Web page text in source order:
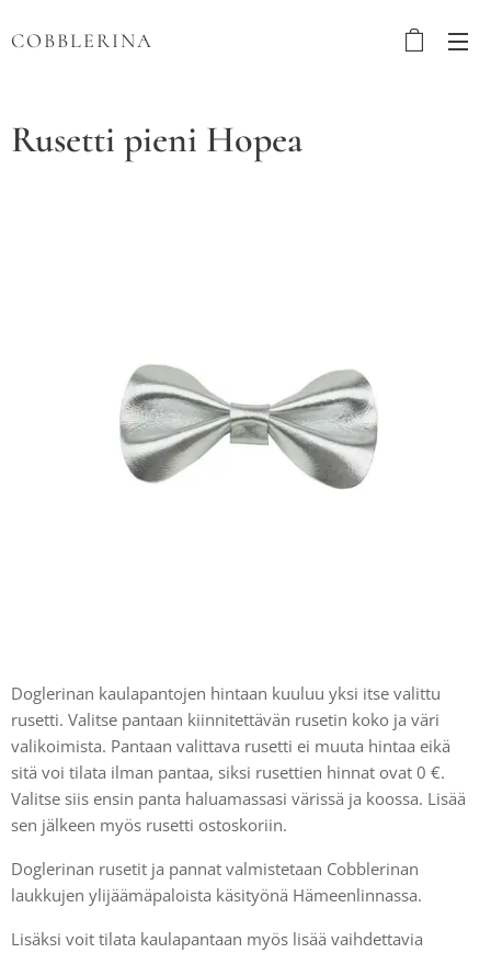
COBBLERINA
Rusetti pieni Hopea
Doglerinan kaulapantojen hintaan kuuluu yksi itse valittu
rusetti. Valitse pantaan kiinnitettävän rusetin koko ja väri
valikoimista. Pantaan valittava rusetti ei muuta hintaa eikä
sitä voi tilata ilman pantaa, siksi rusettien hinnat ovat 0 €.
Valitse siis ensin panta haluamassasi värissä ja koossa. Lisää
sen jälkeen myös rusetti ostoskoriin.
Doglerinan rusetit ja pannat valmistetaan Cobblerinan
laukkujen ylijäämäpaloista käsityönä Hämeenlinnassa.
Lisäksi voit tilata kaulapantaan myös lisää vaihdettavia